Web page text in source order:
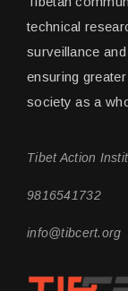
technical
surveillance
ensuring
society as a
Tibet Action
9816541732
info@tibcert.org